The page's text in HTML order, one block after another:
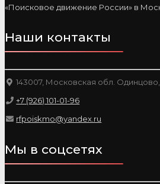
«Поисковое движение России» в
Наши контакты
143007, Московская обл.
+7 (926) 101-01-96
rfpoiskmo@yandex.ru
Мы в соцсетях